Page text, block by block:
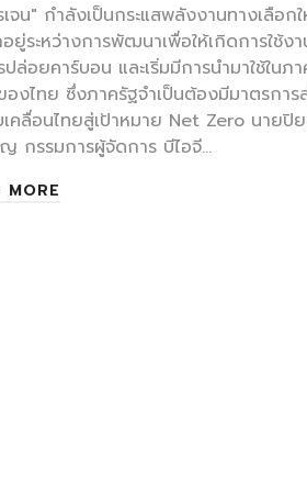
เจน" กำลังเป็นกระแสพลังงานทางเลือก
ยู่ระหว่างการพัฒนาเพื่อให้เกิดการใช้ง
ล่อยคาร์บอน และเริ่มมีการนำมาใช้ในภ
งไทย ซึ่งภาครัฐจำเป็นต้องมีมาตรการ
เคลื่อนไทยสู่เป้าหมาย Net Zero นายปิ
กรรมการผู้จัดการ บีไอจี…
MORE